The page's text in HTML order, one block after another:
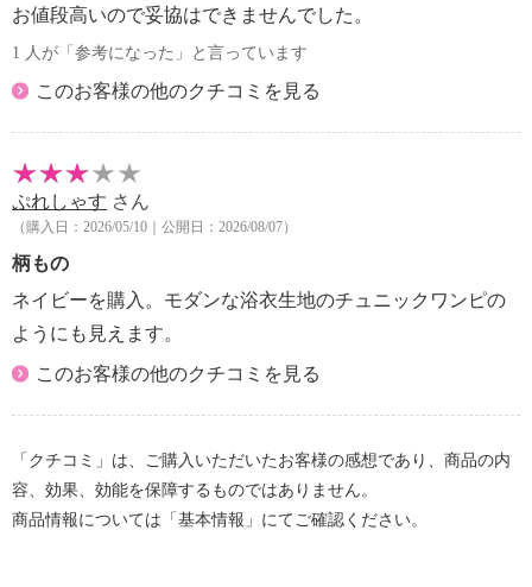
お値段高いので妥協はできませんでした。
1 人が「参考になった」と言っています
このお客様の他のクチコミを見る
ぷれしゃす さん
（購入日：2026/05/10｜公開日：2026/08/07）
柄もの
ネイビーを購入。モダンな浴衣生地のチュニックワンピの
ようにも見えます。
このお客様の他のクチコミを見る
「クチコミ」は、ご購入いただいたお客様の感想であり、商品の内
容、効果、効能を保障するものではありません。
商品情報については「基本情報」にてご確認ください。